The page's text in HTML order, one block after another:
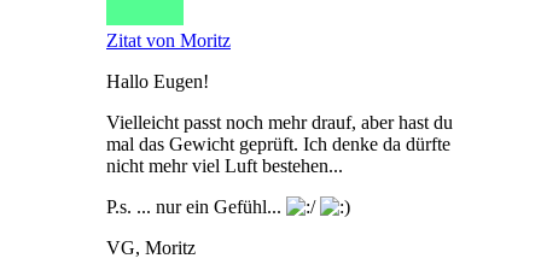
Zitat von Moritz
Hallo Eugen!
Vielleicht passt noch mehr drauf, aber hast du
mal das Gewicht geprüft. Ich denke da dürfte
nicht mehr viel Luft bestehen...
P.s. ... nur ein Gefühl...
VG, Moritz